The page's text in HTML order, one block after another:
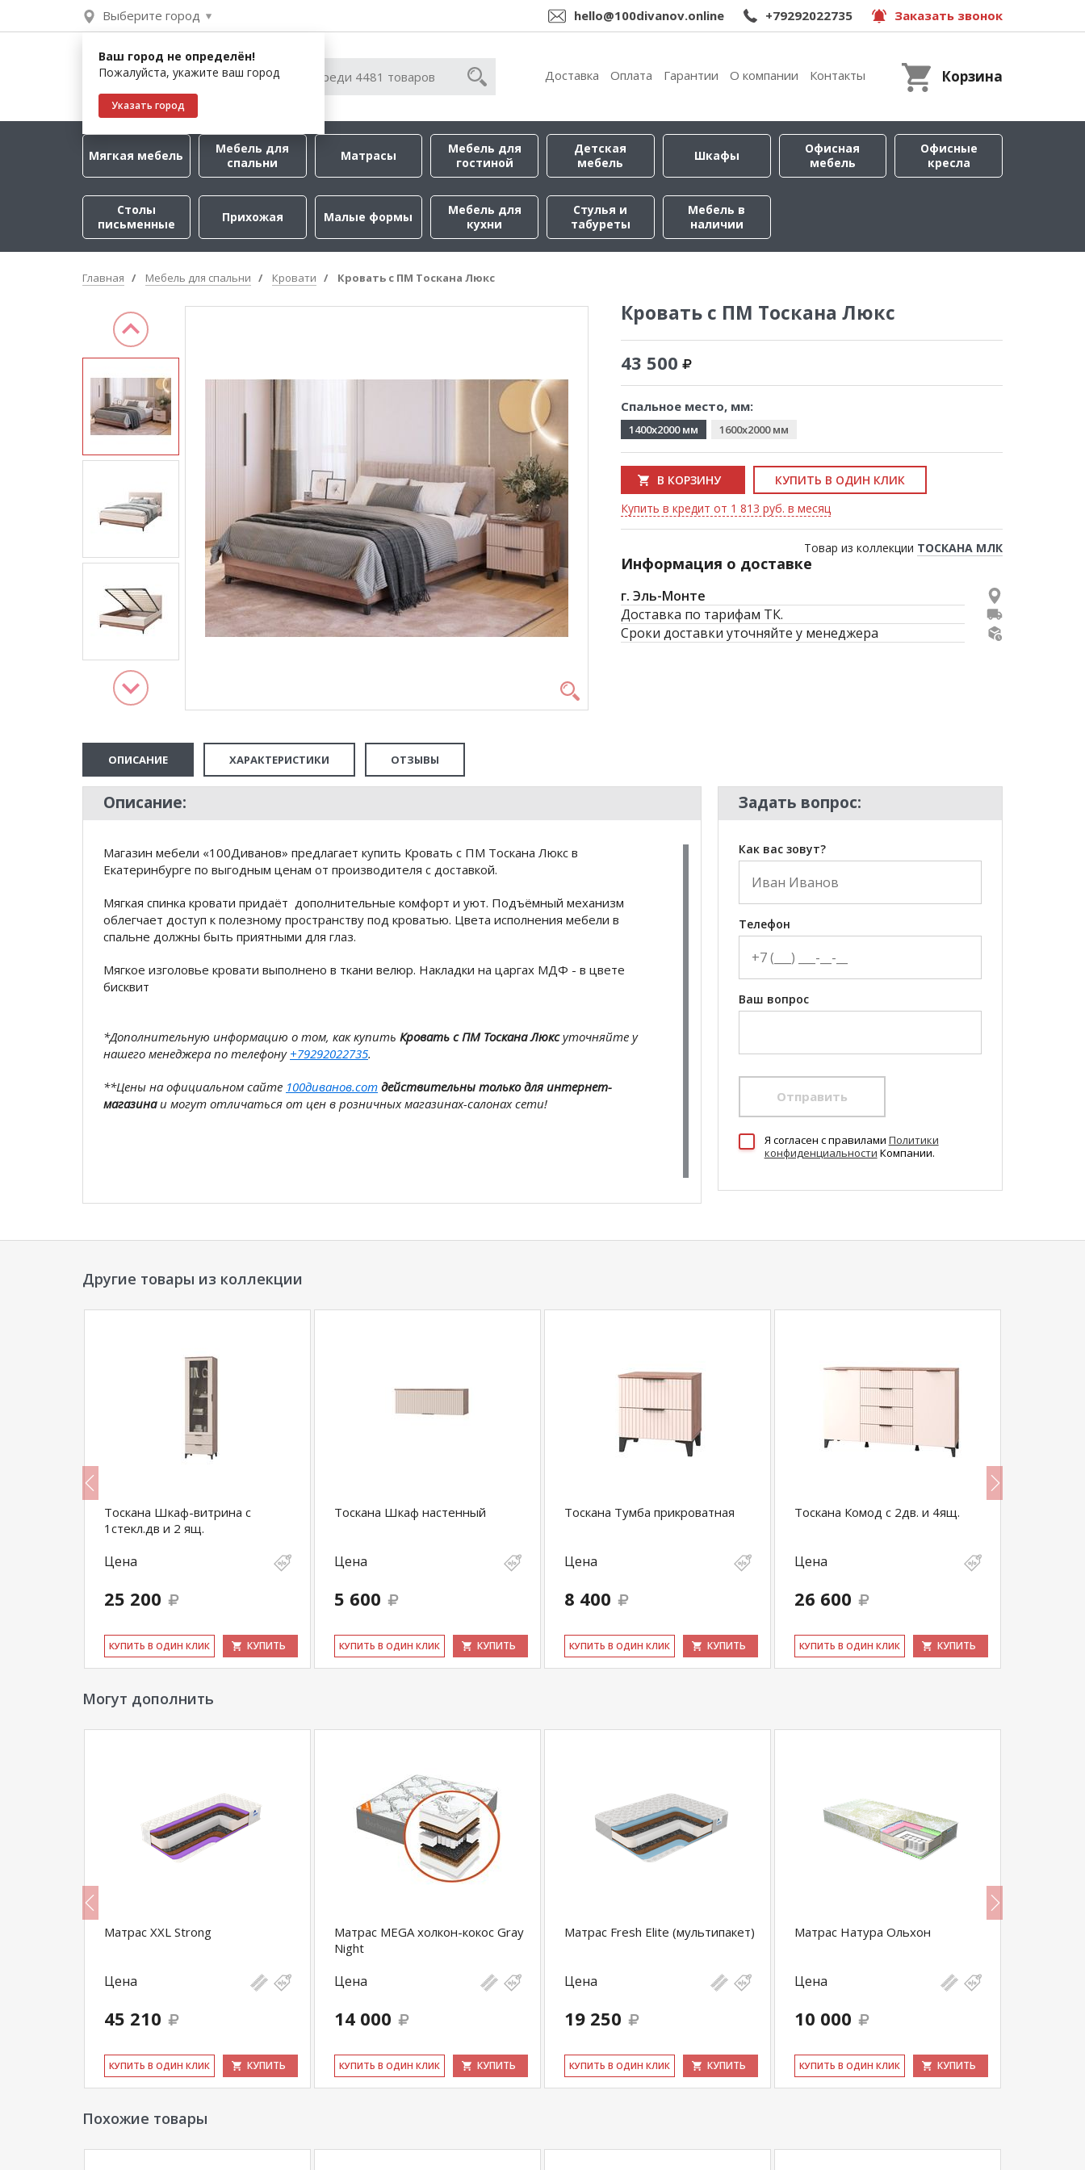
Выберите город
Ваш город не определён!
Пожалуйста, укажите ваш город
Указать город
hello@100divanov.online +79292022735 Заказать звонок
Доставка Оплата Гарантии О компании Контакты Корзина
Мягкая мебель
Мебель для
спальни
Матрасы
Мебель для
гостиной
Детская
мебель
Шкафы
Офисная
мебель
Офисные
кресла
Столы
письменные
Прихожая Малые формы
Мебель для
кухни
Стулья и
табуреты
Мебель в
наличии
Главная Мебель для спальни Кровати Кровать с ПМ Тоскана Люкс
Кровать с ПМ Тоскана Люкс
43 500
Спальное место, мм:
1400x2000 мм 1600x2000 мм
В КОРЗИНУ
КУПИТЬ В ОДИН КЛИК
Купить в кредит от 1 813 руб. в месяц
Товар из коллекции ТОСКАНА МЛК
Информация о доставке
г. Эль-Монте
Доставка по тарифам ТК.
Сроки доставки уточняйте у менеджера
ОПИСАНИЕ ХАРАКТЕРИСТИКИ ОТЗЫВЫ
Описание:
Магазин мебели «100Диванов» предлагает купить Кровать с ПМ Тоскана Люкс в
Екатеринбурге по выгодным ценам от производителя с доставкой.
Мягкая спинка кровати придаёт дополнительные комфорт и уют. Подъёмный механизм
облегчает доступ к полезному пространству под кроватью. Цвета исполнения мебели в
спальне должны быть приятными для глаз.
Мягкое изголовье кровати выполнено в ткани велюр. Накладки на царгах МДФ - в цвете
бисквит
*Дополнительную информацию о том, как купить Кровать с ПМ Тоскана Люксуточняйте у
нашего менеджера по телефону +79292022735.
**Цены на официальном сайте 100диванов.com действительны только для интернет-
магазинаи могут отличаться от цен в розничных магазинах-салонах сети!
Задать вопрос:
Как вас зовут?
Телефон
Ваш вопрос
Отправить
Я согласен c правилами Политики
конфиденциальности Компании.
Другие товары из коллекции
Тоскана Шкаф-витрина с
1стекл.дв и 2 ящ.
Цена
25 200
КУ­ПИТЬ В ОДИН КЛИК КУПИТЬ
Тоскана Шкаф настенный
Цена
5 600
КУ­ПИТЬ В ОДИН КЛИК КУПИТЬ
Тоскана Тумба прикроватная
Цена
8 400
КУ­ПИТЬ В ОДИН КЛИК КУПИТЬ
Тоскана Комод с 2дв. и 4ящ.
Цена
26 600
КУ­ПИТЬ В ОДИН КЛИК КУПИТЬ
Могут дополнить
Матрас XXL Strong
Цена
45 210
КУ­ПИТЬ В ОДИН КЛИК КУПИТЬ
Матрас MEGA холкон-кокос Gray
Night
Цена
14 000
КУ­ПИТЬ В ОДИН КЛИК КУПИТЬ
Матрас Fresh Elite (мультипакет)
Цена
19 250
КУ­ПИТЬ В ОДИН КЛИК КУПИТЬ
Матрас Натура Ольхон
Цена
10 000
КУ­ПИТЬ В ОДИН КЛИК КУПИТЬ
Похожие товары